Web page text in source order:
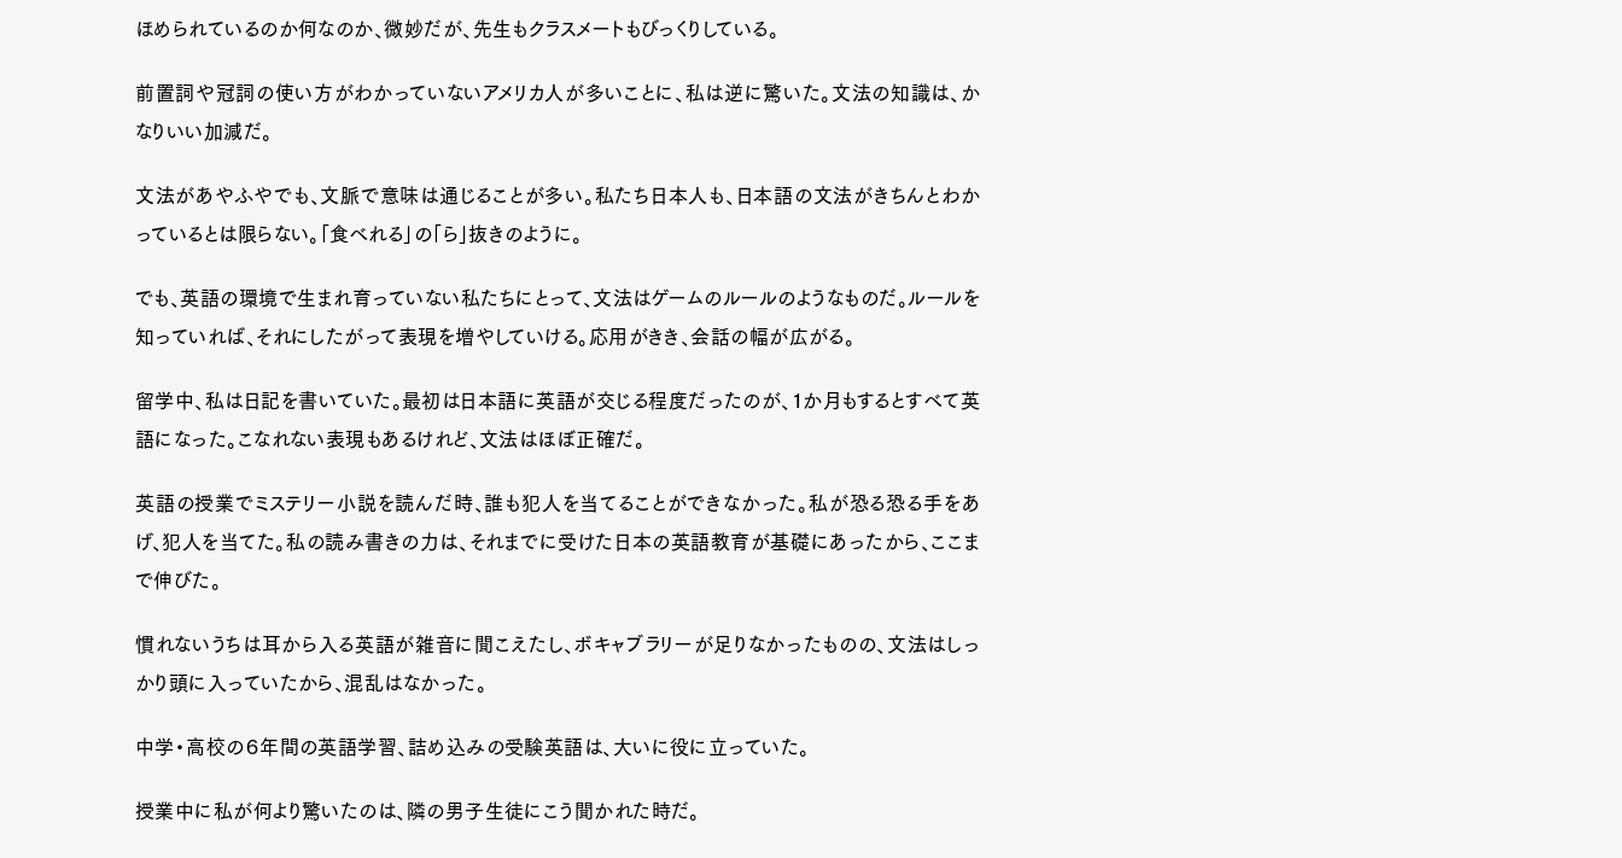
ほめられているのか何なのか、微妙だが、先生もクラスメートもびっくりしている。
前置詞や冠詞の使い方がわかっていないアメリカ人が多いことに、私は逆に驚いた。文法の知識は、か
なりいい加減だ。
文法があやふやでも、文脈で意味は通じることが多い。私たち日本人も、日本語の文法がきちんとわか
っているとは限らない。「食べれる」の「ら」抜きのように。
でも、英語の環境で生まれ育っていない私たちにとって、文法はゲームのルールのようなものだ。ルールを
知っていれば、それにしたがって表現を増やしていける。応用がきき、会話の幅が広がる。
留学中、私は日記を書いていた。最初は日本語に英語が交じる程度だったのが、１か月もするとすべて英
語になった。こなれない表現もあるけれど、文法はほぼ正確だ。
英語の授業でミステリー小説を読んだ時、誰も犯人を当てることができなかった。私が恐る恐る手をあ
げ、犯人を当てた。私の読み書きの力は、それまでに受けた日本の英語教育が基礎にあったから、ここま
で伸びた。
慣れないうちは耳から入る英語が雑音に聞こえたし、ボキャブラリーが足りなかったものの、文法はしっ
かり頭に入っていたから、混乱はなかった。
中学・高校の６年間の英語学習、詰め込みの受験英語は、大いに役に立っていた。
授業中に私が何より驚いたのは、隣の男子生徒にこう聞かれた時だ。